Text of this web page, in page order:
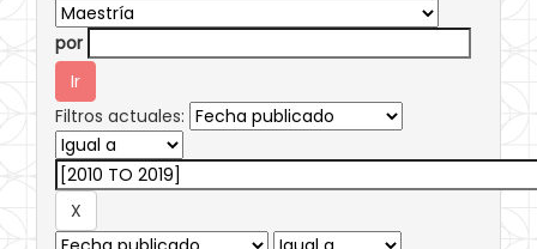
por
Filtros actuales: